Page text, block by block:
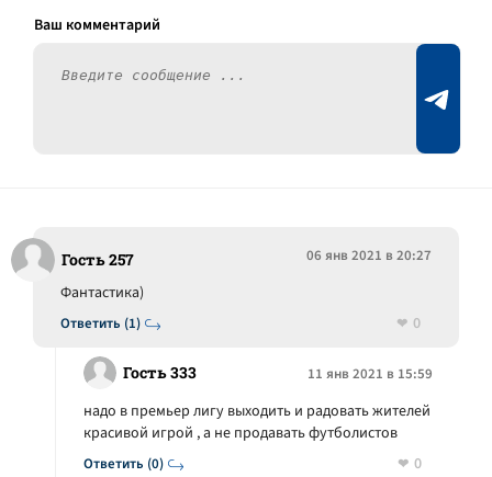
Гость 257 06 янв 2021 в 20:27
Ответить (1)
Фантастика)
0
Гость 333 11 янв 2021 в 15:59
Ответить (0)
надо в премьер лигу выходить и радовать жителей
красивой игрой , а не продавать футболистов
0